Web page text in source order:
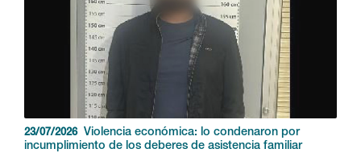
23/07/2026
Violencia económica: lo condenaron por
incumplimiento de los deberes de asistencia familiar